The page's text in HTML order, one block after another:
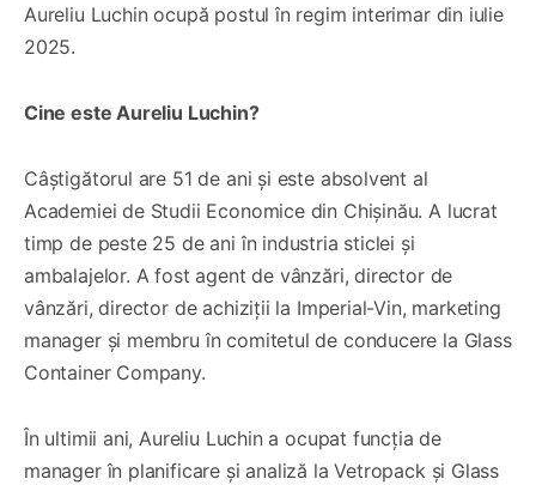
Aureliu Luchin ocupă postul în regim interimar din iulie
2025.
Cine este Aureliu Luchin?
Câștigătorul are 51 de ani și este absolvent al
Academiei de Studii Economice din Chișinău. A lucrat
timp de peste 25 de ani în industria sticlei și
ambalajelor. A fost agent de vânzări, director de
vânzări, director de achiziții la Imperial-Vin, marketing
manager și membru în comitetul de conducere la Glass
Container Company.
În ultimii ani, Aureliu Luchin a ocupat funcția de
manager în planificare și analiză la Vetropack și Glass